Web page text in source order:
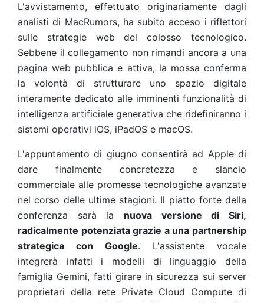
L'avvistamento, effettuato originariamente dagli
analisti di MacRumors, ha subito acceso i riflettori
sulle strategie web del colosso tecnologico.
Sebbene il collegamento non rimandi ancora a una
pagina web pubblica e attiva, la mossa conferma
la volontà di strutturare uno spazio digitale
interamente dedicato alle imminenti funzionalità di
intelligenza artificiale generativa che ridefiniranno i
sistemi operativi iOS, iPadOS e macOS.
L'appuntamento di giugno consentirà ad Apple di
dare finalmente concretezza e slancio
commerciale alle promesse tecnologiche avanzate
nel corso delle ultime stagioni. Il piatto forte della
conferenza sarà la nuova versione di Siri,
radicalmente potenziata grazie a una partnership
strategica con Google. L'assistente vocale
integrerà infatti i modelli di linguaggio della
famiglia Gemini, fatti girare in sicurezza sui server
proprietari della rete Private Cloud Compute di